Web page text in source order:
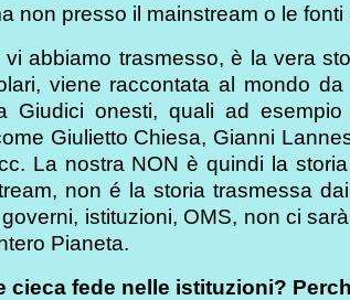
non presso il mainstream o le fonti
abbiamo trasmesso, è la vera
viene raccontata al mondo
Giudici onesti, quali ad
Giulietto Chiesa, Gianni
La nostra NON è quindi la
non é la storia trasmessa
istituzioni, OMS, non ci
Pianeta.
cieca fede nelle istituzioni?